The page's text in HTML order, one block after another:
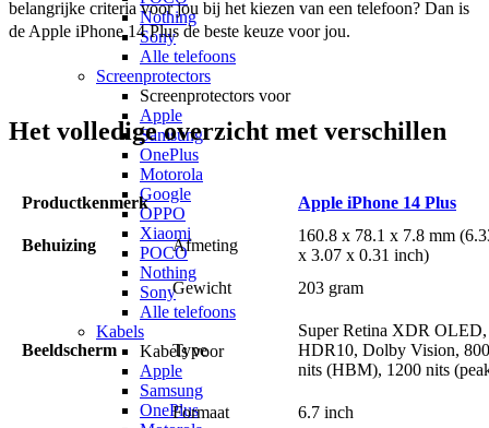
Nothing
Sony
Alle telefoons
Screenprotectors
Screenprotectors voor
Apple
Samsung
OnePlus
Motorola
Google
OPPO
Xiaomi
POCO
Nothing
Sony
Alle telefoons
Kabels
Kabels voor
Apple
Samsung
OnePlus
belangrijke criteria voor jou bij het kiezen van een telefoon? Dan is
de Apple iPhone 14 Plus de beste keuze voor jou.
Het volledige overzicht met verschillen
Productkenmerk Apple iPhone 14 Plus
Behuizing Afmeting
160.8 x 78.1 x 7.8 mm
x 3.07 x 0.31 inch)
Gewicht
203 gram
Beeldscherm Type
Super Retina XDR OLED,
HDR10, Dolby Vision, 800
nits (HBM), 1200 nits
Formaat 6.7 inch